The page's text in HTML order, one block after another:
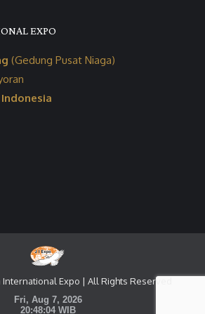
EXPO
(Gedung Pusat Niaga)
Indonesia
International Expo | All Rights Reserved